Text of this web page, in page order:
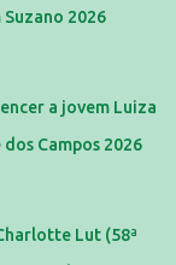
2026
a jovem Luiza
Campos 2026
Lut (58ª